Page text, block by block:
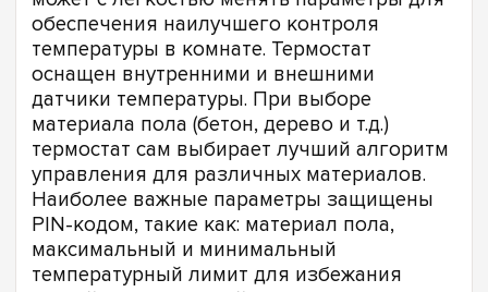
обеспечения наилучшего контроля
температуры в комнате. Термостат
оснащен внутренними и внешними
датчики температуры. При выборе
материала пола (бетон, дерево и т.д.)
термостат сам выбирает лучший алгоритм
управления для различных материалов.
Наиболее важные параметры защищены
PIN-кодом, такие как: материал пола,
максимальный и минимальный
температурный лимит для избежания